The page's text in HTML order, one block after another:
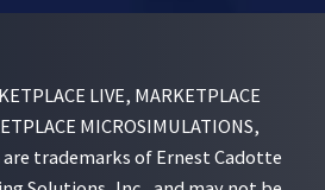
LIVE, MARKETPLACE
MICROSIMULATIONS,
trademarks of Ernest Cadotte